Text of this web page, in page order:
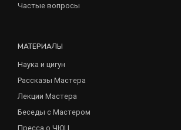
Частые вопросы
МАТЕРИАЛЫ
Наука и цигун
Рассказы Мастера
Лекции Мастера
Беседы с Мастером
Пресса о ЧЮЦ